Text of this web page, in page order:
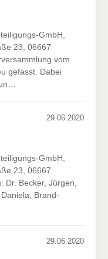
GmbH,
23, 06667
vom
gefasst. Dabei
29.06.2020
GmbH,
23, 06667
Dr. Becker, Jürgen,
Brand-
29.06.2020